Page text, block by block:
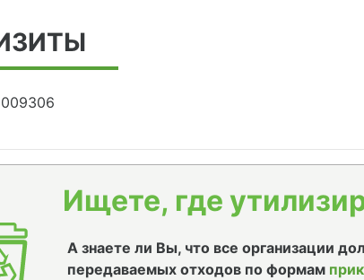
Ищете, где
А знаете ли Вы, что все организации
передаваемых отходов по формам